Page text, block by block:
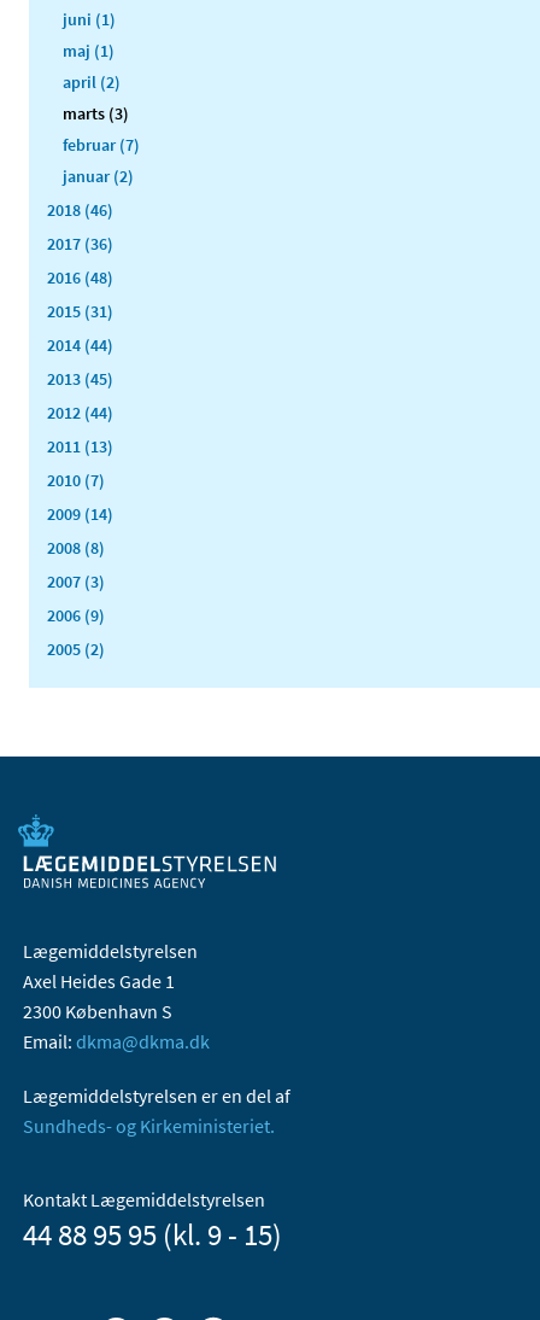
juni (1)
maj (1)
april (2)
marts (3)
februar (7)
januar (2)
2018 (46)
2017 (36)
2016 (48)
2015 (31)
2014 (44)
2013 (45)
2012 (44)
2011 (13)
2010 (7)
2009 (14)
2008 (8)
2007 (3)
2006 (9)
2005 (2)
Lægemiddelstyrelsen
Axel Heides Gade 1
2300 København S
Email: dkma@dkma.dk
Lægemiddelstyrelsen er en del af
Sundheds- og Kirkeministeriet.
Kontakt Lægemiddelstyrelsen
44 88 95 95 (kl. 9 - 15)